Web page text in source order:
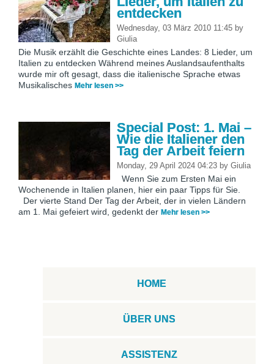
entdecken
Wednesday, 03 März 2010 11:45 by
Giulia
Die Musik erzählt die Geschichte eines Landes: 8 Lieder, um
Italien zu entdecken Während meines Auslandsaufenthalts
wurde mir oft gesagt, dass die italienische Sprache etwas
Musikalisches Mehr lesen >>
Special Post: 1. Mai –
Wie die Italiener den
Tag der Arbeit feiern
Monday, 29 April 2024 04:23 by Giulia
Wenn Sie zum Ersten Mai ein
Wochenende in Italien planen, hier ein paar Tipps für Sie.
Der vierte Stand Der Tag der Arbeit, der in vielen Ländern
am 1. Mai gefeiert wird, gedenkt der Mehr lesen >>
HOME
ÜBER UNS
ASSISTENZ